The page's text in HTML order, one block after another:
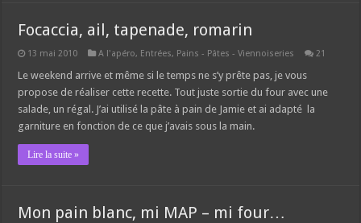
Focaccia, ail, tapenade, romarin
13 mai 2010 A l'apéro, Entrées, Pains - Pâtes - Viennoiseries 21
Le weekend arrive et même si le temps ne s’y prête pas, je vous
propose de réaliser cette recette. Tout juste sortie du four avec une
salade, un régal. J’ai utilisé la pâte à pain de Jamie et ai adapté la
garniture en fonction de ce que j’avais sous la main.
Lire la suite »
Mon pain blanc, mi MAP – mi four…